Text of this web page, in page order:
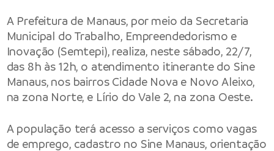
A Prefeitura de Manaus, por meio da Secretaria
Municipal do Trabalho, Empreendedorismo e
Inovação (Semtepi), realiza, neste sábado, 22/7,
das 8h às 12h, o atendimento itinerante do Sine
Manaus, nos bairros Cidade Nova e Novo Aleixo,
na zona Norte, e Lírio do Vale 2, na zona Oeste.
A população terá acesso a serviços como vagas
de emprego, cadastro no Sine Manaus, orientação